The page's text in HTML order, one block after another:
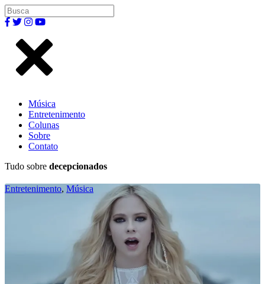
Música
Entretenimento
Colunas
Sobre
Contato
Tudo sobre decepcionados
Entretenimento, Música